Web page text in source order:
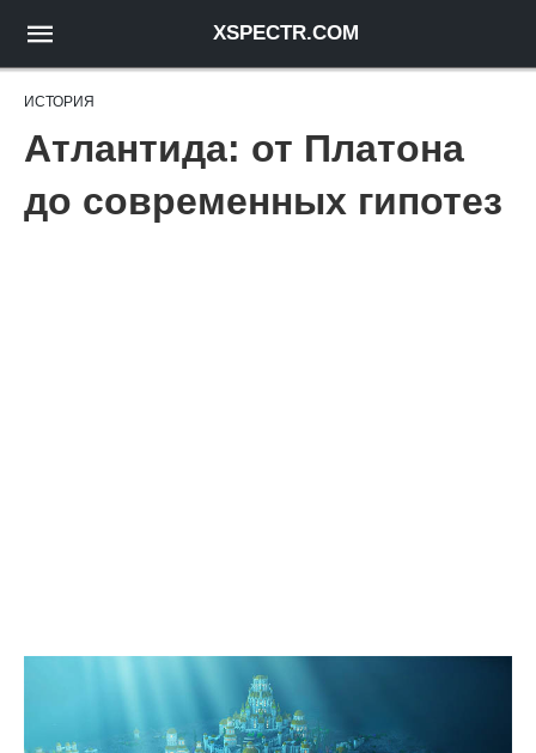
XSPECTR.COM
ИСТОРИЯ
Атлантида: от Платона
до современных гипотез